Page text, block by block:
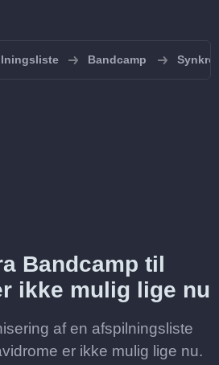
Bandcamp
Bandcamp til
ikke mulig lige nu
af en afspilningsliste
er ikke mulig lige nu.